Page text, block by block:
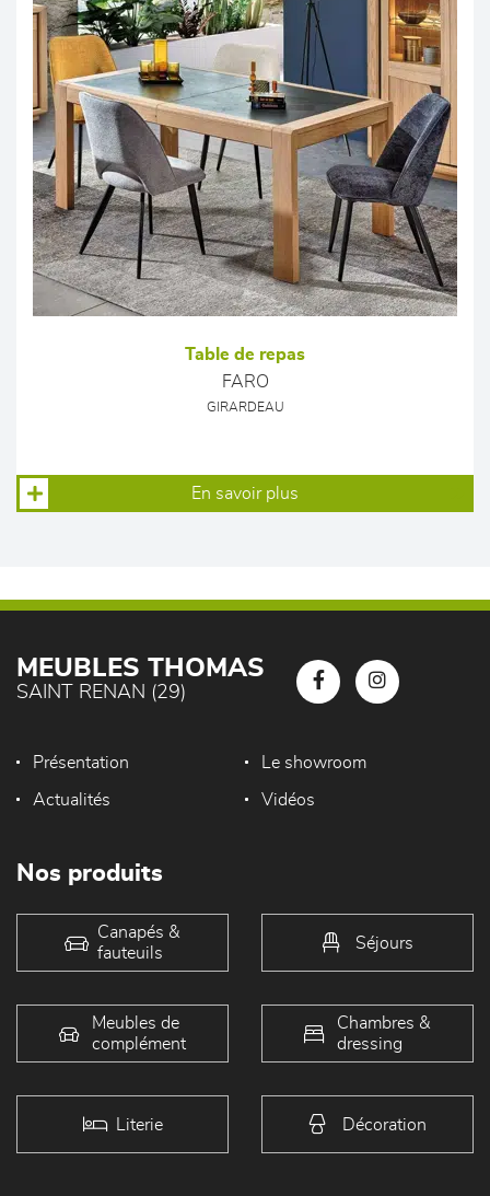
Table de repas
FARO
GIRARDEAU
En savoir plus
MEUBLES THOMAS
SAINT RENAN (29)
Présentation Le showroom
Actualités Vidéos
Nos produits
Canapés &
fauteuils
Séjours
Meubles de
complément
Chambres &
dressing
Literie Décoration